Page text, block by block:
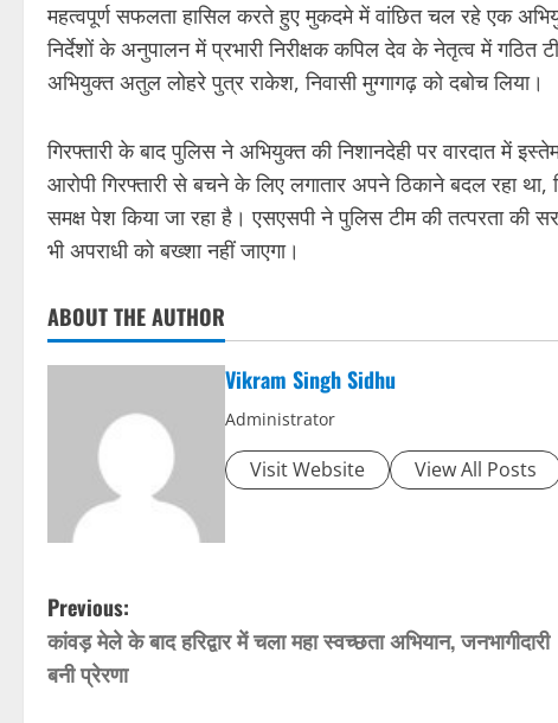
महत्वपूर्ण सफलता हासिल करते हुए मुकदमे में वांछित चल रहे एक
निर्देशों के अनुपालन में प्रभारी निरीक्षक कपिल देव के नेतृत्व में
अभियुक्त अतुल लोहरे पुत्र राकेश, निवासी मुग्गागढ़ को दबोच लिया।
गिरफ्तारी के बाद पुलिस ने अभियुक्त की निशानदेही पर वारदात में
आरोपी गिरफ्तारी से बचने के लिए लगातार अपने ठिकाने बदल रहा
समक्ष पेश किया जा रहा है। एसएसपी ने पुलिस टीम की तत्परता की
भी अपराधी को बख्शा नहीं जाएगा।
ABOUT THE AUTHOR
Vikram Singh Sidhu
Administrator
Visit Website View All Posts
P
o
Previous:
कांवड़ मेले के बाद हरिद्वार में चला महा स्वच्छता अभियान, जनभागीदारी
बनी प्रेरणा